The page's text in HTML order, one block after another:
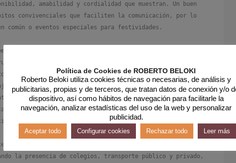
amabilidad y cordialidad que muestran. Un buen
convivenciales que faciliten la comunicación, por lo
común o eventos especiales para festividades.
es importante constatar que la zona ofrece
traduce en la presencia de una comisaría de policía
(cuya información suele obtenerse por medio de
y de zonas sospechosas…etc. Una buena estrategia
y observar el aspecto de las fachadas y edificios, la
locales, el ambiente que se respira…
es
la presencia de colegios, transporte público y privado,
Política de Cookies de ROBERTO BELOKI
Roberto Beloki utiliza cookies técnicas o necesarias, de análisis y
publicitarias, propias y de terceros, que tratan datos de conexión y/o
dispositivo, así como hábitos de navegación para facilitarle la
navegación, analizar estadísticas del uso de la web y personalizar
publicidad.
Aceptar todo Configurar cookies Rechazar todo Leer más